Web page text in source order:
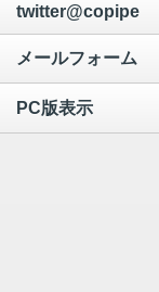
twitter@copipe
メールフォーム
PC版表示